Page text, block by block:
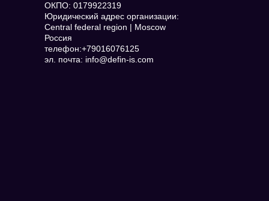
ОКПО: 0179922319
Юридический адрес организации:
Central federal region | Moscow
Россия
телефон:+79016076125
эл. почта: info@defin-is.com